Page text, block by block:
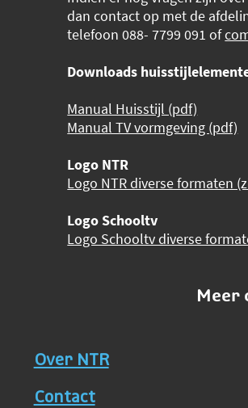
dan contact op met de
telefoon 088- 7799 091 of
Downloads
Manual Huisstijl (pdf)
Manual TV vormgeving (pdf)
Logo NTR
Logo NTR diverse formaten
Logo Schooltv
Logo Schooltv diverse
Meer
Over NTR
Contact